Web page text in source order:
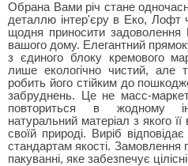
Обрана Вами річ стане
деталлю інтер'єру в Еко, Лофт
щодня приносити задоволення
вашого дому. Елегантний
з єдиного блоку кремового
лише екологічно чистий, але
робить його стійким до
забруднень. Це не масс-
повториться в жодному
натуральний матеріал з якого
своїй природі. Виріб
стандартам якості.
пакуванні, яке забезпечує